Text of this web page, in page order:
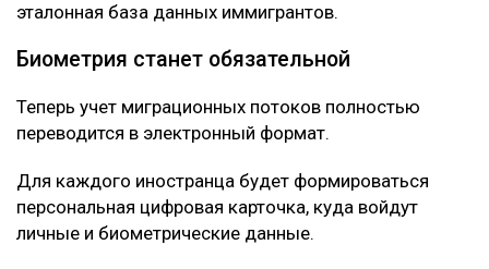
эталонная база данных иммигрантов.
Биометрия станет обязательной
Теперь учет миграционных потоков полностью
переводится в электронный формат.
Для каждого иностранца будет формироваться
персональная цифровая карточка, куда войдут
личные и биометрические данные.